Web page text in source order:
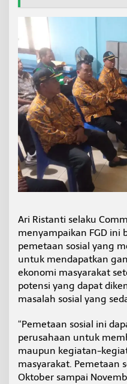
Ari Ristanti selaku
menyampaikan FGD ini
pemetaan sosial yang
untuk mendapatkan
ekonomi masyarakat
potensi yang dapat
masalah sosial yang
“Pemetaan sosial ini
perusahaan untuk
maupun kegiatan-
masyarakat. Pemetaan
Oktober sampai